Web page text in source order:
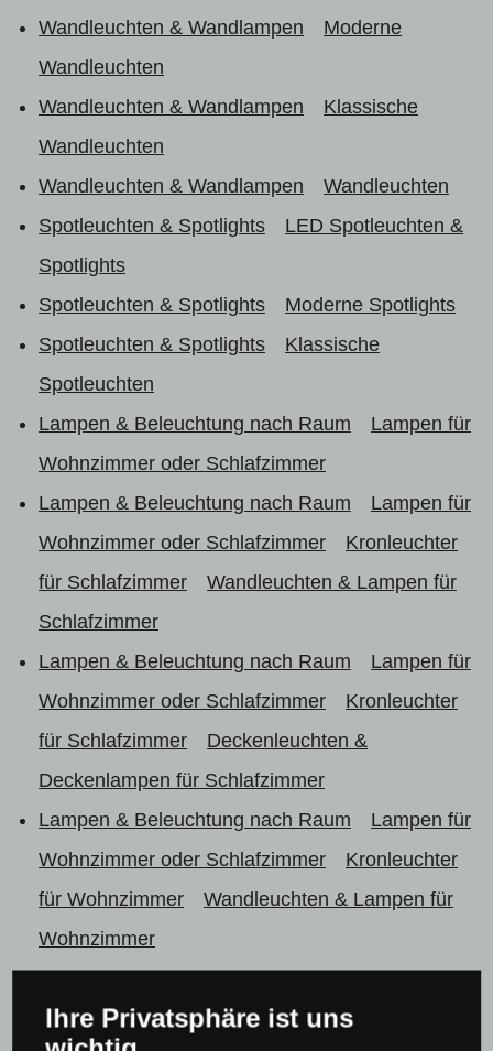
Wandleuchten & Wandlampen
Moderne
Wandleuchten
Wandleuchten & Wandlampen
Klassische
Wandleuchten
Wandleuchten & Wandlampen
Wandleuchten
Spotleuchten & Spotlights
LED Spotleuchten &
Spotlights
Spotleuchten & Spotlights
Moderne Spotlights
Spotleuchten & Spotlights
Klassische
Spotleuchten
Lampen & Beleuchtung nach Raum
Lampen für
Wohnzimmer oder Schlafzimmer
Lampen & Beleuchtung nach Raum
Lampen für
Wohnzimmer oder Schlafzimmer
Kronleuchter
für Schlafzimmer
Wandleuchten & Lampen für
Schlafzimmer
Lampen & Beleuchtung nach Raum
Lampen für
Wohnzimmer oder Schlafzimmer
Kronleuchter
für Schlafzimmer
Deckenleuchten &
Deckenlampen für Schlafzimmer
Lampen & Beleuchtung nach Raum
Lampen für
Wohnzimmer oder Schlafzimmer
Kronleuchter
für Wohnzimmer
Wandleuchten & Lampen für
Wohnzimmer
Lampen & Beleuchtung nach Raum
Lampen für
Wohnzimmer oder Schlafzimmer
Kronleuchter
Ihre Privatsphäre ist uns